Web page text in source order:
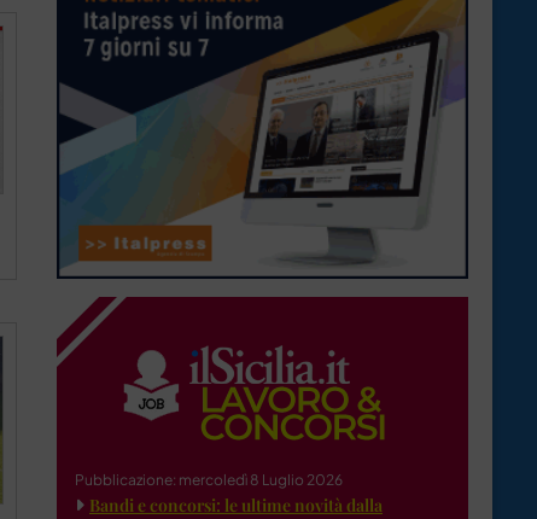
Pubblicazione: mercoledì 8 Luglio 2026
Bandi e concorsi: le ultime novità dalla